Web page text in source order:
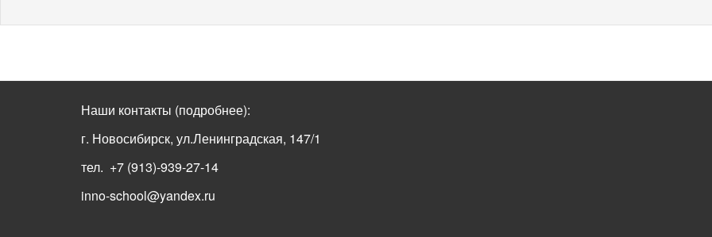
Наши контакты (подробнее):
г. Новосибирск, ул.Ленинградская, 147/1
тел. +7 (913)-939-27-14
inno-school@yandex.ru